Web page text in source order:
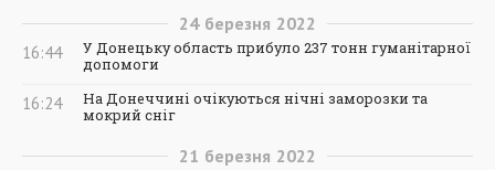
24 березня 2022
16:44
У Донецьку область прибуло 237 тонн гуманітарної
допомоги
16:24
На Донеччині очікуються нічні заморозки та
мокрий сніг
21 березня 2022